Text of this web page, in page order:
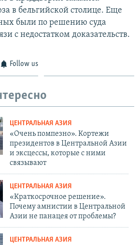
в бельгийской столице. Еще
были по решению суда
с недостатком доказательств.
Follow us
ЦЕНТРАЛЬНАЯ АЗИЯ
«Очень помпезно». Кортежи
президентов в Центральной Азии
и эксцессы, которые с ними
связывают
ЦЕНТРАЛЬНАЯ АЗИЯ
«Краткосрочное решение».
Почему амнистии в Центральной
Азии не панацея от проблемы?
ЦЕНТРАЛЬНАЯ АЗИЯ